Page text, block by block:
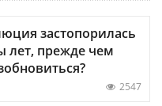
застопорилась
лет, прежде чем
2547